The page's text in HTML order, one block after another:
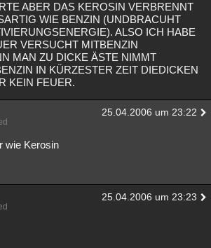
ABER DAS KEROSIN VERBRENNT
WIE BENZIN (UNDBRACUHT
ALSO ICH HABE
VERSUCHT MITBENZIN
MAN ZU DICKE ÄSTE NIMMT
IN KÜRZESTER ZEIT DIEDICKEN
KEIN FEUER.
25.04.2006 um 23:22
wie Kerosin
25.04.2006 um 23:23